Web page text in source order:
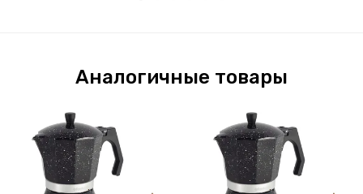
Аналогичные товары